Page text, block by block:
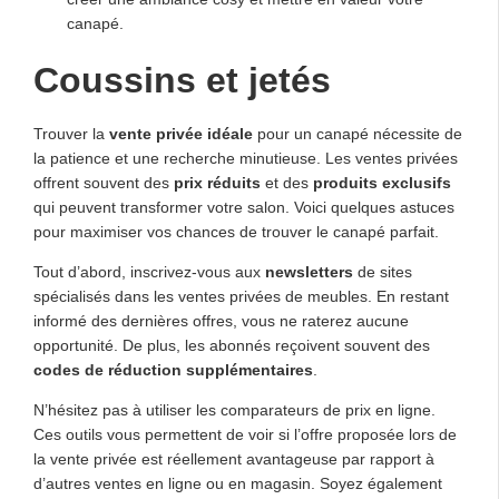
canapé.
Coussins et jetés
Trouver la vente privée idéale pour un canapé nécessite de
la patience et une recherche minutieuse. Les ventes privées
offrent souvent des prix réduits et des produits exclusifs
qui peuvent transformer votre salon. Voici quelques astuces
pour maximiser vos chances de trouver le canapé parfait.
Tout d’abord, inscrivez-vous aux newsletters de sites
spécialisés dans les ventes privées de meubles. En restant
informé des dernières offres, vous ne raterez aucune
opportunité. De plus, les abonnés reçoivent souvent des
codes de réduction supplémentaires.
N’hésitez pas à utiliser les comparateurs de prix en ligne.
Ces outils vous permettent de voir si l’offre proposée lors de
la vente privée est réellement avantageuse par rapport à
d’autres ventes en ligne ou en magasin. Soyez également